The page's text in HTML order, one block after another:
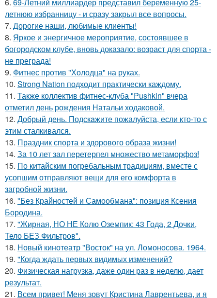
летнюю избранницу - и сразу закрыл все вопросы.
7. Дорогие наши, любимые клиенты!
8. Яркое и энергичное мероприятие, состоявшее в
богородском клубе, вновь доказало: возраст для спорта -
не преграда!
9. Фитнес против "Холодца" на руках.
10. Strong Nation подходит практически каждому.
11. Также коллектив фитнес-клуба "Pushkin" вчера
отметил день рождения Натальи ходаковой.
12. Добрый день. Подскaжите пожалуйста, если кто-то с
этим сталкивался.
13. Праздник спорта и здорового образа жизни!
14. За 10 лет зал перетерпел множество метаморфоз!
15. По китайским погребальным традициям, вместе с
усопшим отправляют вещи для его комфорта в
загробной жизни.
16. "Без Крайностей и Самообмана": позиция Ксения
Бородина.
17. "Жирная, НО НЕ Колю Оземпик: 43 Года, 2 Дочки,
Тело БЕЗ Фильтров".
18. Новый кинотеатр "Восток" на ул. Ломоносова. 1964.
19. "Когда ждать первых видимых изменений?
20. Физическая нагрузка, даже один раз в неделю, дает
результат.
21. Всем привет! Меня зовут Кристина Лаврентьева, и я